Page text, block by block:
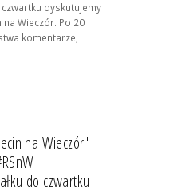
dyskutujemy
na Wieczór. Po 20
komentarze,
na Wieczór"
do czwartku